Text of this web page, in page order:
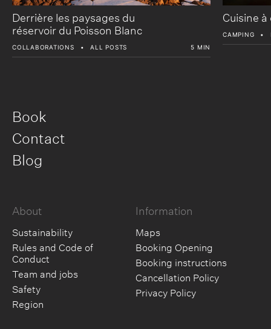
Derrière les paysages du
réservoir du Poisson Blanc
COLLABORATIONS ALL POSTS 5 MIN
Cuisine
CAMPING
Book
Contact
Blog
About
Sustainability
Rules and Code of
Conduct
Team and jobs
Safety
Region
Information
Maps
Booking Opening
Booking instructions
Cancellation Policy
Privacy Policy